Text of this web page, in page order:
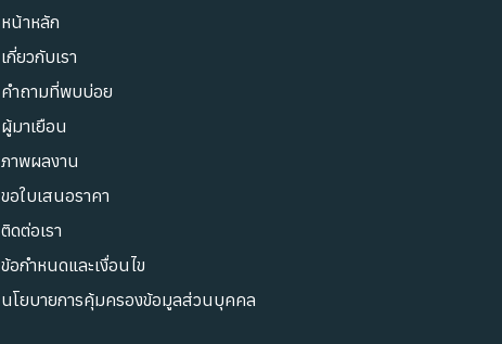
หน้าหลัก
เกี่ยวกับเรา
คำถามที่พบบ่อย
ผู้มาเยือน
ภาพผลงาน
ขอใบเสนอราคา
ติดต่อเรา
ข้อกำหนดและเงื่อนไข
นโยบายการคุ้มครองข้อมูลส่วนบุคคล